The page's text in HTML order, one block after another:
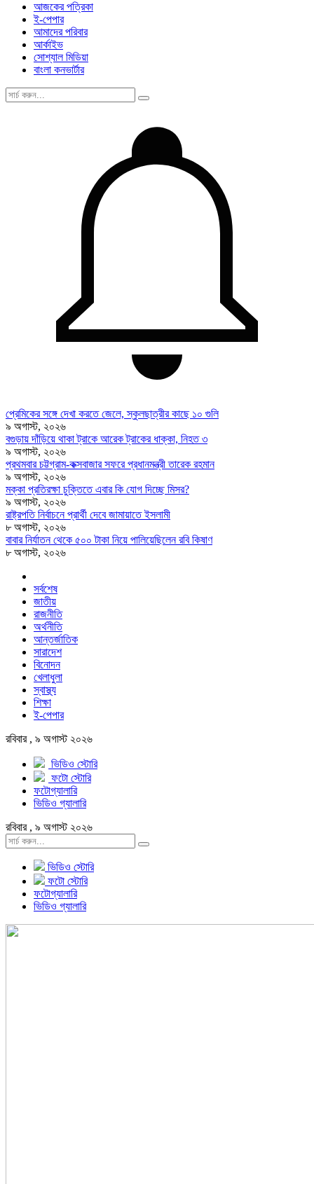
আজকের পত্রিকা
ই-পেপার
আমাদের পরিবার
আর্কাইভ
সোশ্যাল মিডিয়া
বাংলা কনভার্টার
প্রেমিকের সঙ্গে দেখা করতে জেলে, স্কুলছাত্রীর কাছে ১০ গুলি
৯ অগাস্ট, ২০২৬
বগুড়ায় দাঁড়িয়ে থাকা ট্রাকে আরেক ট্রাকের ধাক্কা, নিহত ৩
৯ অগাস্ট, ২০২৬
প্রথমবার চট্টগ্রাম-কক্সবাজার সফরে প্রধানমন্ত্রী তারেক রহমান
৯ অগাস্ট, ২০২৬
মক্কা প্রতিরক্ষা চুক্তিতে এবার কি যোগ দিচ্ছে মিসর?
৯ অগাস্ট, ২০২৬
রাষ্ট্রপতি নির্বাচনে প্রার্থী দেবে জামায়াতে ইসলামী
৮ অগাস্ট, ২০২৬
বাবার নির্যাতন থেকে ৫০০ টাকা নিয়ে পালিয়েছিলেন রবি কিষাণ
৮ অগাস্ট, ২০২৬
সর্বশেষ
জাতীয়
রাজনীতি
অর্থনীতি
আন্তর্জাতিক
সারাদেশ
বিনোদন
খেলাধুলা
স্বাস্থ্য
শিক্ষা
ই-পেপার
রবিবার , ৯ অগাস্ট ২০২৬
ভিডিও স্টোরি
ফটো স্টোরি
ফটোগ্যালারি
ভিডিও গ্যালারি
রবিবার , ৯ অগাস্ট ২০২৬
ভিডিও স্টোরি
ফটো স্টোরি
ফটোগ্যালারি
ভিডিও গ্যালারি